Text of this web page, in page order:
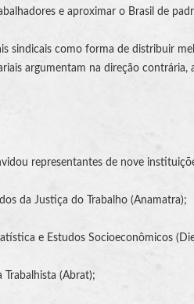
e aproximar o Brasil de
sindicais como forma de distribuir
argumentam na direção
representantes de nove
da Justiça do Trabalho (Anamatra);
e Estudos Socioeconômicos
Trabalhista (Abrat);